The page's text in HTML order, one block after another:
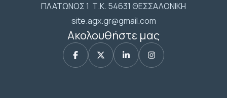
ΠΛΑΤΩΝΟΣ 1 Τ.Κ. 54631 ΘΕΣΣΑΛΟΝΙΚΗ
site.agx.gr@gmail.com
Ακολουθήστε μας